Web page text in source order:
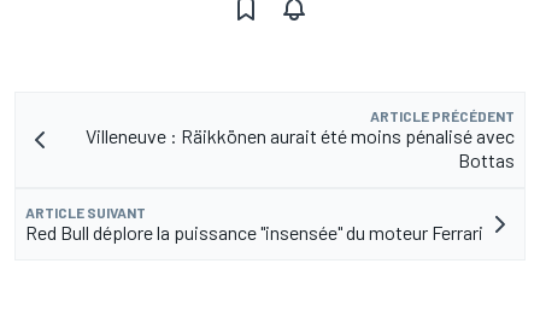
ARTICLE PRÉCÉDENT
Villeneuve : Räikkönen aurait été moins pénalisé avec
Bottas
ARTICLE SUIVANT
Red Bull déplore la puissance "insensée" du moteur Ferrari